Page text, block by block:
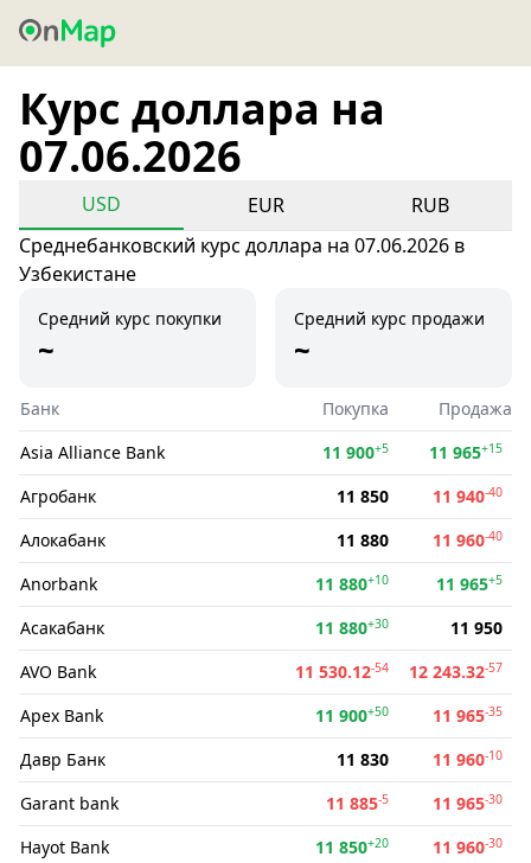
Курс доллара на
07.06.2026
USD EUR
RUB
Среднебанковский курс доллара на 07.06.2026 в
Узбекистане
Средний курс покупки
~
Средний курс продажи
~
Банк Покупка
Продажа
Asia Alliance Bank
11 900+5 11 965+15
Агробанк 11 850 11 940-40
Алокабанк 11 880 11 960-40
Anorbank 11 880+10 11 965+5
Асакабанк 11 880+30
11 950
AVO Bank
11 530.12-54 12 243.32-57
Apex Bank 11 900+50 11 965-35
Давр Банк 11 830 11 960-10
Garant bank 11 885-5 11 965-30
Hayot Bank 11 850+20 11 960-30